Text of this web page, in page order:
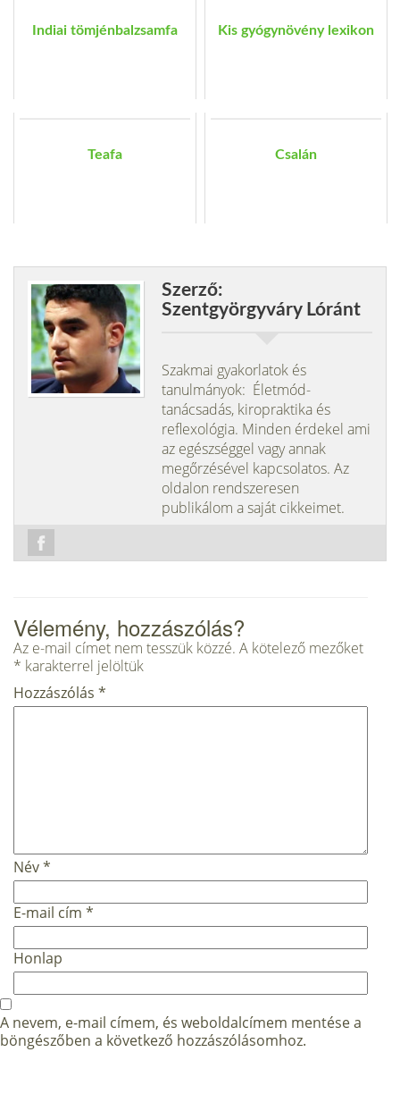
Indiai tömjénbalzsamfa Kis gyógynövény lexikon
Teafa Csalán
Szerző:
Szentgyörgyváry Lóránt
Szakmai gyakorlatok és
tanulmányok: Életmód-
tanácsadás, kiropraktika és
reflexológia. Minden érdekel ami
az egészséggel vagy annak
megőrzésével kapcsolatos. Az
oldalon rendszeresen
publikálom a saját cikkeimet.
Vélemény, hozzászólás?
Az e-mail címet nem tesszük közzé. A kötelező mezőket
* karakterrel jelöltük
Hozzászólás *
Név*
E-mail cím *
Honlap
A nevem, e-mail címem, és weboldalcímem mentése a
böngészőben a következő hozzászólásomhoz.